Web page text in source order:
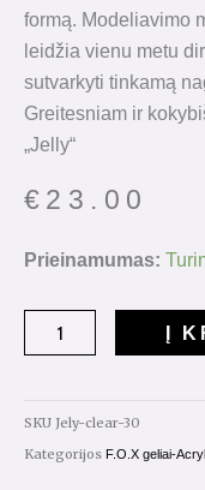
formą. Modeliavimo
leidžia vienu metu
sutvarkyti tinkamą
Greitesniam ir
„Jelly“
€ 23.00
Prieinamumas:
produkto
Cover
(skaidrus)
30ml.
Į
SKU Jely-clear-30
Kategorijos F.O.X geliai-